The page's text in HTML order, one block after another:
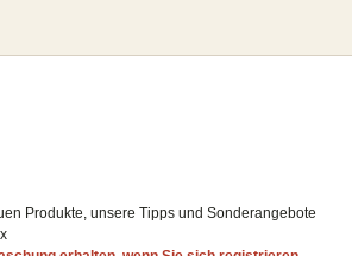
Produkte, unsere Tipps und Sonderangebote